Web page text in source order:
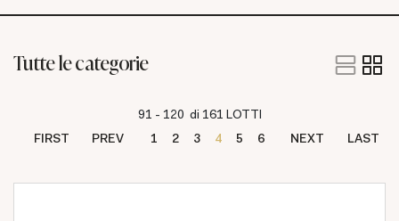
Tutte le categorie
91 - 120 di 161 LOTTI
FIRST
PREV 1 2 3 4 5 6 NEXT LAST